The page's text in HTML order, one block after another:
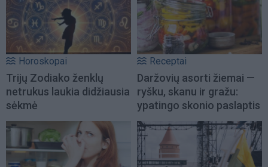
Horoskopai
Trijų Zodiako ženklų
netrukus laukia didžiausia
sėkmė
Receptai
Daržovių asorti žiemai —
ryšku, skanu ir gražu:
ypatingo skonio paslaptis